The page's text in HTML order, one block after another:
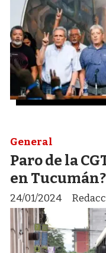
Paro de la
en Tucumán?
General
24/01/2024